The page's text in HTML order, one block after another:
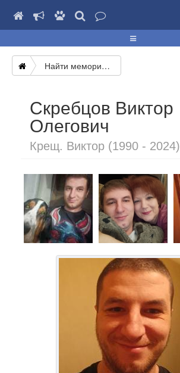
Найти мемориал
Скребцов Виктор
Олегович
Крещ. Виктор (1990 - 2024)